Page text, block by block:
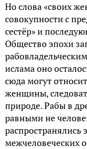
Но слова «своих
совокупности с
сестёр» и
Общество эпохи
ислама оно
сюда могут
женщины,
природе. Рабы в
равными не
распространялись
межчеловеческих